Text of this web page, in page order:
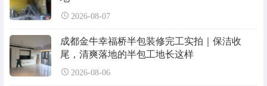
2026-08-07
成都金牛幸福桥半包装修完工实拍｜保洁收
尾，清爽落地的半包工地长这样
2026-08-06